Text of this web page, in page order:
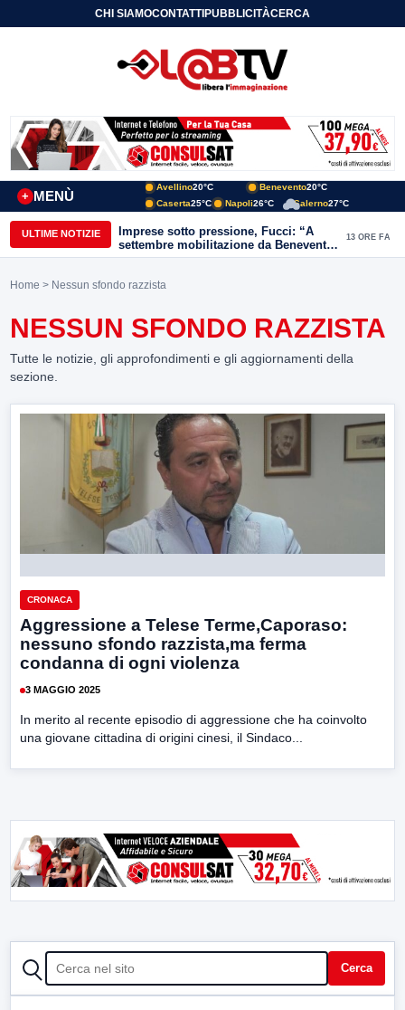
CHI SIAMOCONTATTIPUBBLICITÀCERCA
MENÙ
+
Avellino20°C Benevento20°C
Caserta25°C Napoli26°C Salerno27°C
ULTIME NOTIZIE
Imprese sotto pressione, Fucci: “A
settembre mobilitazione da Benevento
e Avellino”
13 ORE FA
Home > Nessun sfondo razzista
NESSUN SFONDO RAZZISTA
Tutte le notizie, gli approfondimenti e gli aggiornamenti della
sezione.
CRONACA
Aggressione a Telese Terme,Caporaso:
nessuno sfondo razzista,ma ferma
condanna di ogni violenza
3 MAGGIO 2025
In merito al recente episodio di aggressione che ha coinvolto
una giovane cittadina di origini cinesi, il Sindaco...
CERCA Cerca